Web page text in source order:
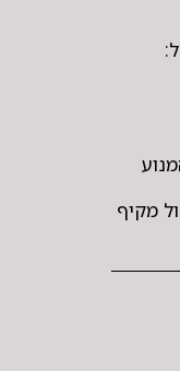
מקיף